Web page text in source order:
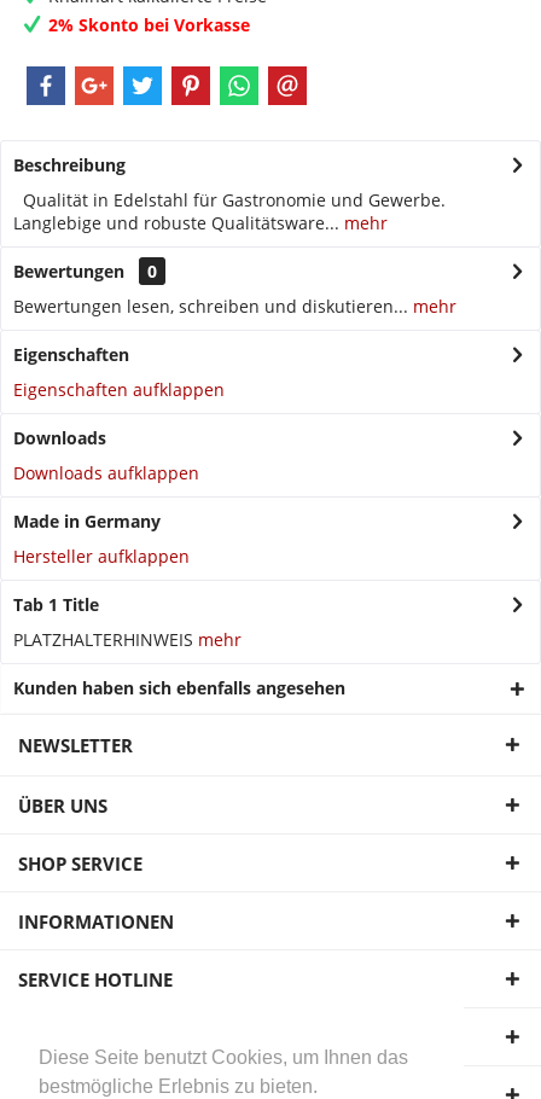
Diese Seite benutzt Cookies, um Ihnen das
bestmögliche Erlebnis zu bieten.
2% Skonto bei Vorkasse
Beschreibung
Qualität in Edelstahl für Gastronomie und Gewerbe.
Langlebige und robuste Qualitätsware... mehr
Bewertungen
0
Bewertungen lesen, schreiben und diskutieren... mehr
Eigenschaften
Eigenschaften aufklappen
Downloads
Downloads aufklappen
Made in Germany
Hersteller aufklappen
Tab 1 Title
PLATZHALTERHINWEIS mehr
Kunden haben sich ebenfalls angesehen
NEWSLETTER
ÜBER UNS
SHOP SERVICE
INFORMATIONEN
SERVICE HOTLINE